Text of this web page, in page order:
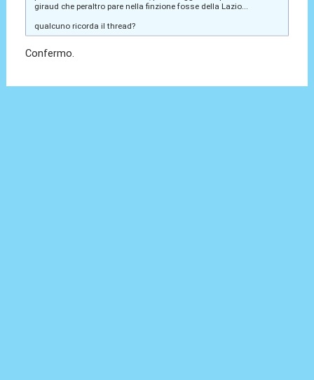
giraud che peraltro pare nella finzione fosse della Lazio...
qualcuno ricorda il thread?
Confermo.